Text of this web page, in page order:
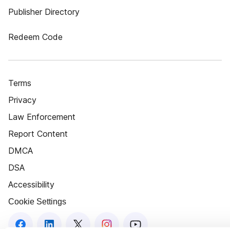
Publisher Directory
Redeem Code
Terms
Privacy
Law Enforcement
Report Content
DMCA
DSA
Accessibility
Cookie Settings